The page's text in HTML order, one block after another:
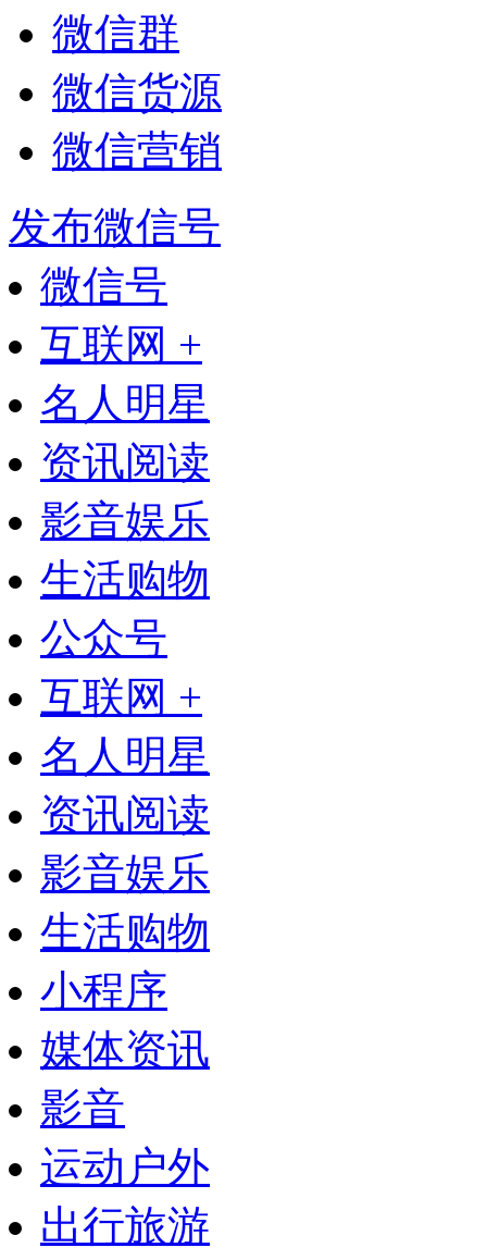
微信群
微信货源
微信营销
发布微信号
微信号
互联网 +
名人明星
资讯阅读
影音娱乐
生活购物
公众号
互联网 +
名人明星
资讯阅读
影音娱乐
生活购物
小程序
媒体资讯
影音
运动户外
出行旅游